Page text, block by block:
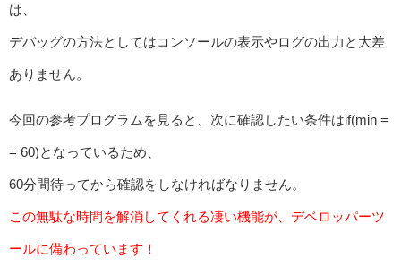
は、
デバッグの方法としてはコンソールの表示やログの出力と大差
ありません。
今回の参考プログラムを見ると、次に確認したい条件はif(min =
= 60)となっているため、
60分間待ってから確認をしなければなりません。
この無駄な時間を解消してくれる凄い機能が、デベロッパーツ
ールに備わっています！